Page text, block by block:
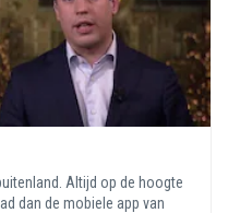
Altijd op de hoogte
dan de mobiele app van